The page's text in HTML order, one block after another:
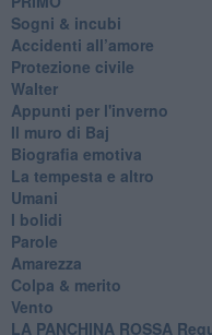
Sogni & incubi
Accidenti all’amore
Protezione civile
Walter
Appunti per l'inverno
Il muro di Baj
Biografia emotiva
La tempesta e altro
Umani
I bolidi
Parole
Amarezza
Colpa & merito
Vento
​LA PANCHINA ROSSA